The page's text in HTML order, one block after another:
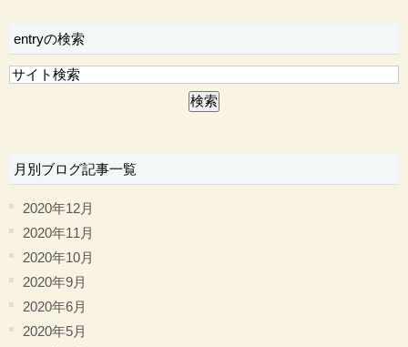
entryの検索
月別ブログ記事一覧
2020年12月
2020年11月
2020年10月
2020年9月
2020年6月
2020年5月